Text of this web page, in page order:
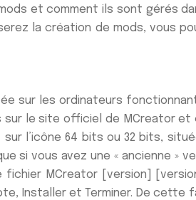
et comment ils sont gérés
la création de mods, vous
sur les ordinateurs
le site officiel de MCreator et
l’icône 64 bits ou 32 bits,
si vous avez une « ancienne
MCreator [version]
Installer et Terminer. De